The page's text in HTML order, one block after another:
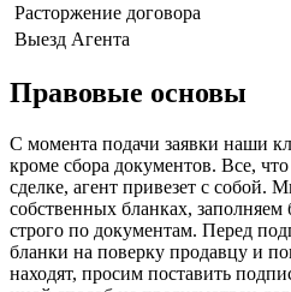
Расторжение договора
Выезд Агента
Правовые основы
С момента подачи заявки наши
кроме сбора документов. Все,
сделке, агент привезет с собой.
собственных бланках,
строго по документам. Перед
бланки на поверку продавцу и
находят, просим поставить